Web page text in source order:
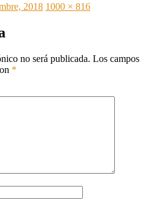
2018 Tamaño
1000 × 816
no será publicada. Los campos
*